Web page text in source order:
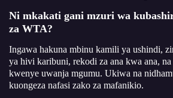
Ni mkakati gani mzuri wa
za WTA?
Ingawa hakuna mbinu kamili ya ushindi,
ya hivi karibuni, rekodi za ana kwa ana,
kwenye uwanja mgumu. Ukiwa na
kuongeza nafasi zako za mafanikio.